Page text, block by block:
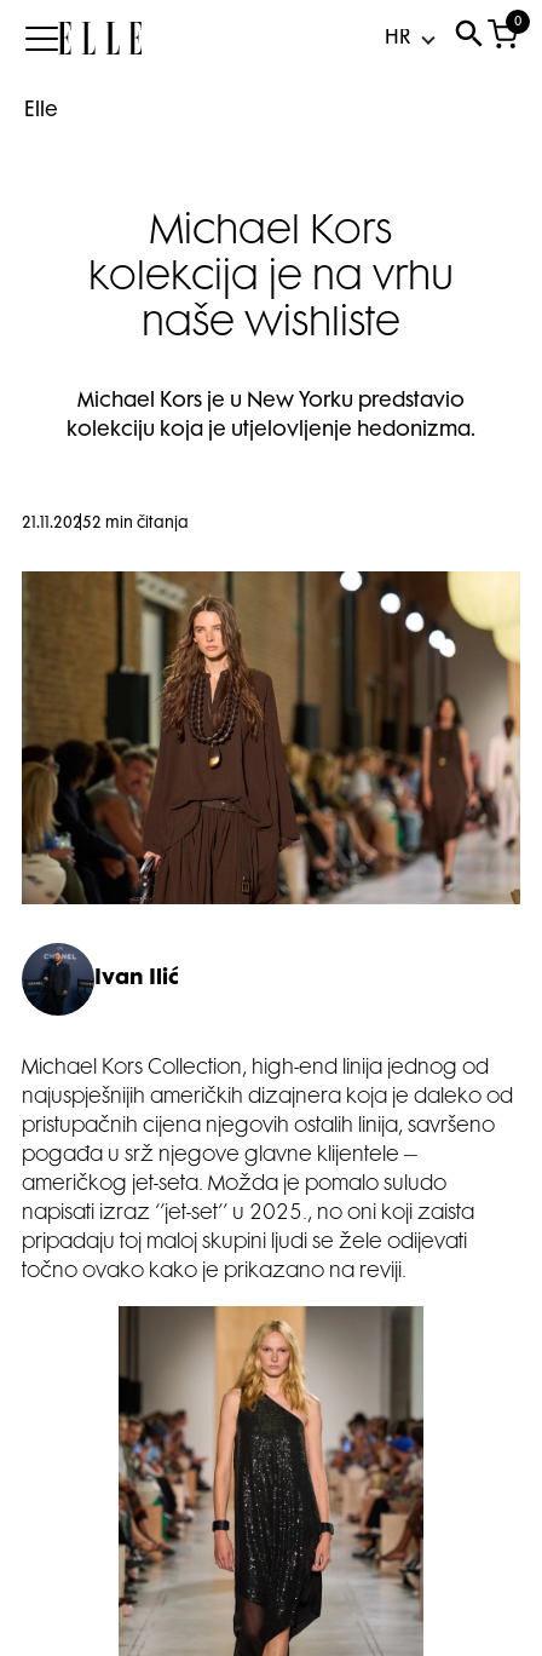
Elle
0
Elle
Michael Kors
kolekcija je na vrhu
naše wishliste
Michael Kors je u New Yorku predstavio
kolekciju koja je utjelovljenje hedonizma.
21.11.20252 min čitanja
Ivan Ilić
Michael Kors Collection, high-end linija jednog od
najuspješnijih američkih dizajnera koja je daleko od
pristupačnih cijena njegovih ostalih linija, savršeno
pogađa u srž njegove glavne klijentele –
američkog jet-seta. Možda je pomalo suludo
napisati izraz ‘’jet-set’’ u 2025., no oni koji zaista
pripadaju toj maloj skupini ljudi se žele odijevati
točno ovako kako je prikazano na reviji.